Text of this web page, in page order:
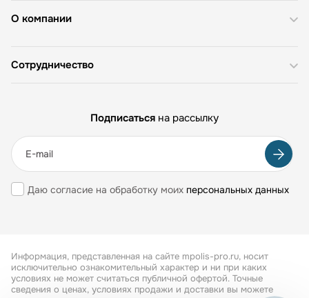
О компании
Сотрудничество
Подписаться на рассылку
Даю согласие на обработку моих персональных данных
Информация, представленная на сайте mpolis-pro.ru, носит
исключительно ознакомительный характер и ни при каких
условиях не может считаться публичной офертой. Точные
сведения о ценах, условиях продажи и доставки вы можете